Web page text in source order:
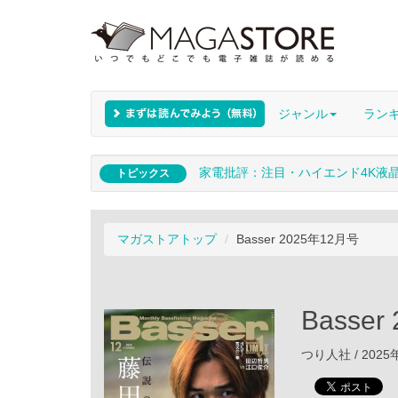
ジャンル ラン
トピックス 家電批評：注目・ハイエンド4K液
マガストアトップ Basser 2025年12月号
Basser
つり人社 / 2025